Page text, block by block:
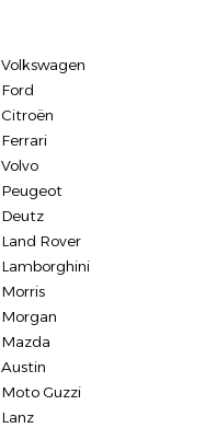
Volkswagen
Ford
Citroën
Ferrari
Volvo
Peugeot
Deutz
Land Rover
Lamborghini
Morris
Morgan
Mazda
Austin
Moto Guzzi
Lanz